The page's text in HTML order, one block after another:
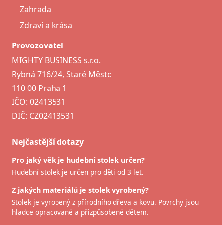
Zahrada
Zdraví a krása
Provozovatel
MIGHTY BUSINESS s.r.o.
Rybná 716/24, Staré Město
110 00 Praha 1
IČO: 02413531
DIČ: CZ02413531
Nejčastější dotazy
Pro jaký věk je hudební stolek určen?
Hudební stolek je určen pro děti od 3 let.
Z jakých materiálů je stolek vyrobený?
Stolek je vyrobený z přírodního dřeva a kovu. Povrchy jsou
hladce opracované a přizpůsobené dětem.